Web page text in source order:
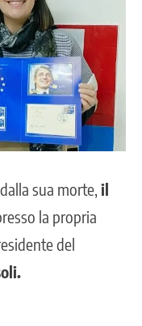
sua morte,il
la propria
del